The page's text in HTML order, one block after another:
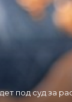
под суд за